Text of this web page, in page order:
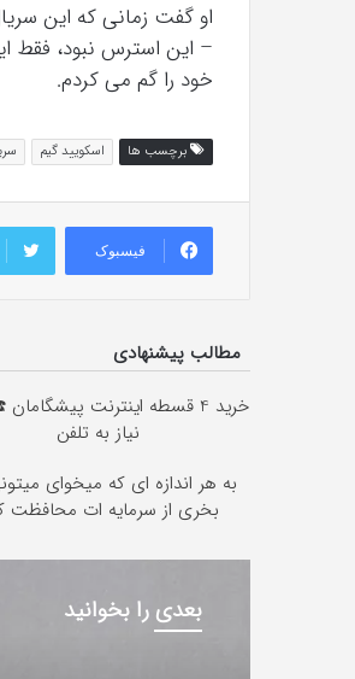
– این استرس نبود، فقط
خود را گم می کردم.
برچسب ها اسکویید گیم
فیسبوک
مطالب پیشنهادی
خرید 4 قسطه اینترنت
نیاز به تلفن
به هر اندازه ای که میخوای
بخری از سرمایه ات محافظت
بعدی را بخوانید